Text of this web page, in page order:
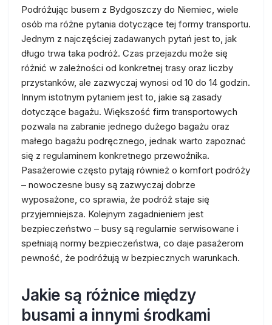
Podróżując busem z Bydgoszczy do Niemiec, wiele
osób ma różne pytania dotyczące tej formy transportu.
Jednym z najczęściej zadawanych pytań jest to, jak
długo trwa taka podróż. Czas przejazdu może się
różnić w zależności od konkretnej trasy oraz liczby
przystanków, ale zazwyczaj wynosi od 10 do 14 godzin.
Innym istotnym pytaniem jest to, jakie są zasady
dotyczące bagażu. Większość firm transportowych
pozwala na zabranie jednego dużego bagażu oraz
małego bagażu podręcznego, jednak warto zapoznać
się z regulaminem konkretnego przewoźnika.
Pasażerowie często pytają również o komfort podróży
– nowoczesne busy są zazwyczaj dobrze
wyposażone, co sprawia, że podróż staje się
przyjemniejsza. Kolejnym zagadnieniem jest
bezpieczeństwo – busy są regularnie serwisowane i
spełniają normy bezpieczeństwa, co daje pasażerom
pewność, że podróżują w bezpiecznych warunkach.
Jakie są różnice między
busami a innymi środkami